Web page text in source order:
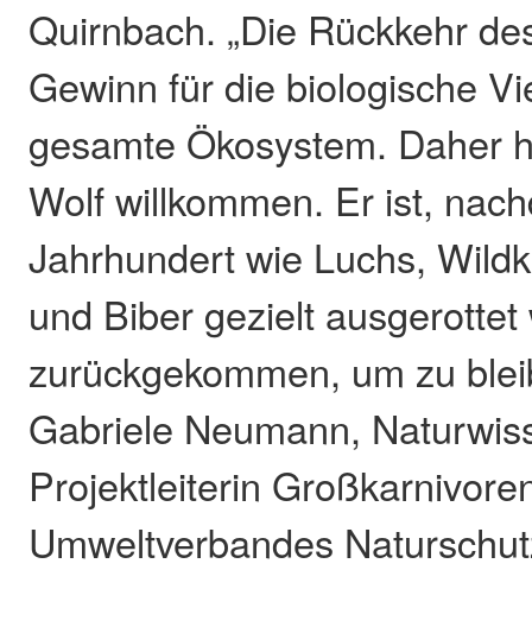
Quirnbach. „Die Rückkehr
Gewinn für die biologische
gesamte Ökosystem. Daher
Wolf willkommen. Er ist,
Jahrhundert wie Luchs,
und Biber gezielt
zurückgekommen, um zu
Gabriele Neumann,
Projektleiterin
Umweltverbandes